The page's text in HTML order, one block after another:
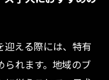
迎える際には、特有
られます。地域のブ